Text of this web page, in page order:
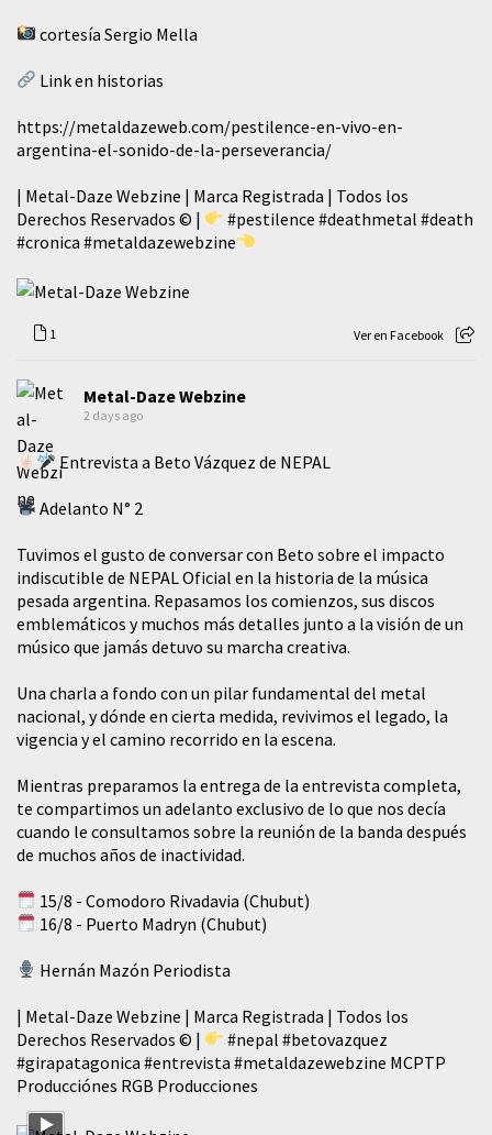
cortesía Sergio Mella
Link en historias
https://metaldazeweb.com/pestilence-en-vivo-en-
argentina-el-sonido-de-la-perseverancia/
| Metal-Daze Webzine | Marca Registrada | Todos los
Derechos Reservados © |
#pestilence #deathmetal #death
#cronica #metaldazewebzine
1 Ver en Facebook
Metal-Daze Webzine
2 days ago
Entrevista a Beto Vázquez de NEPAL
Adelanto N° 2
Tuvimos el gusto de conversar con Beto sobre el impacto
indiscutible de NEPAL Oficial en la historia de la música
pesada argentina. Repasamos los comienzos, sus discos
emblemáticos y muchos más detalles junto a la visión de un
músico que jamás detuvo su marcha creativa.
​Una charla a fondo con un pilar fundamental del metal
nacional, y dónde en cierta medida, revivimos el legado, la
vigencia y el camino recorrido en la escena.
Mientras preparamos la entrega de la entrevista completa,
te compartimos un adelanto exclusivo de lo que nos decía
cuando le consultamos sobre la reunión de la banda después
de muchos años de inactividad.
15/8 - Comodoro Rivadavia (Chubut)
16/8 - Puerto Madryn (Chubut)
Hernán Mazón Periodista
| Metal-Daze Webzine | Marca Registrada | Todos los
Derechos Reservados © |
#nepal #betovazquez
#girapatagonica #entrevista #metaldazewebzine MCPTP
Producciónes RGB Producciones